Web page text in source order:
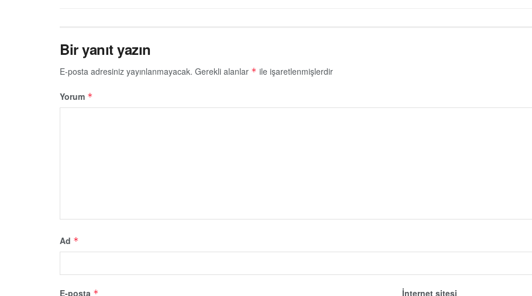
Bir yanıt yazın
E-posta adresiniz yayınlanmayacak. Gerekli alanlar * ile işaretlenmişlerdir
Yorum *
Ad *
E-posta * İnternet sitesi